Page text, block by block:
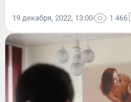
19 декабря, 2022, 13:00 1 466